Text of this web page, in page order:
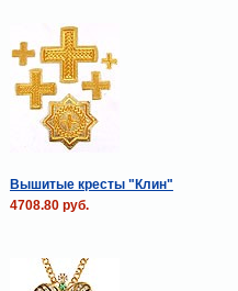
Вышитые кресты "Клин"
4708.80 руб.